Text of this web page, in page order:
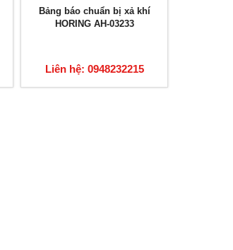
Bảng báo chuẩn bị xả khí
HORING AH-03233
Liên hệ: 0948232215